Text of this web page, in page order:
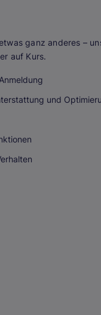
ganz anderes –
auf Kurs.
und